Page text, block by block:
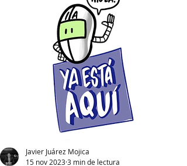
Javier Juárez Mojica
15 nov 20233 min de lectura